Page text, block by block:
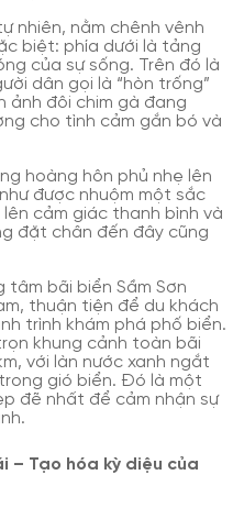
nhiên, nằm chênh vênh
biệt: phía dưới là tảng
của sự sống. Trên đó là
dân gọi là “hòn trống”
ảnh đôi chim gà đang
cho tình cảm gắn bó và
hoàng hôn phủ nhẹ lên
được nhuộm một sắc
cảm giác thanh bình và
đặt chân đến đây cũng
tâm bãi biển Sầm Sơn
thuận tiện để du khách
trình khám phá phố biển.
khung cảnh toàn bãi
với làn nước xanh ngắt
gió biển. Đó là một
đẽ nhất để cảm nhận sự
– Tạo hóa kỳ diệu của